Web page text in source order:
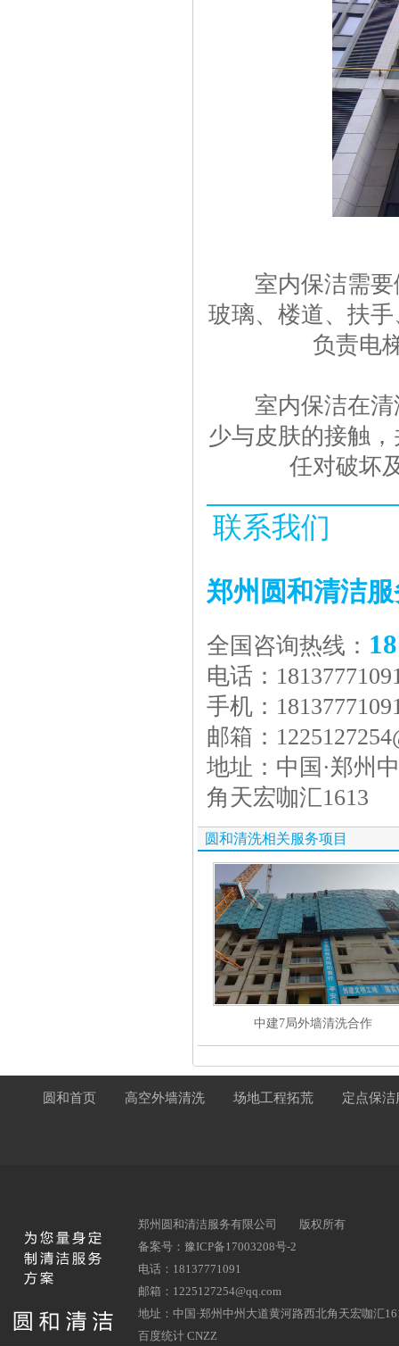
室内保洁需要
玻璃、楼道、扶
负责电
室内保洁在清
少与皮肤的接触
任对破坏
联系我们
郑州圆和清洁
全国咨询热线：
电话：
手机：
邮箱：
地址：中国·郑州
角天宏咖汇1613
圆和清洗相关服务项目
中建7局外墙清洗合作
圆和首页 高空外墙清洗 场地工程拓荒 定点保洁
郑州圆和清洁服务有限公司
版权所有
备案号：豫ICP备17003208号-2
电话：18137771091
邮箱：1225127254@qq.com
地址：中国·郑州中州大道黄河路西北角天宏咖汇
百度统计 CNZZ